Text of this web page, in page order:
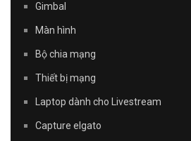
Gimbal
Màn hình
Bộ chia mạng
Thiết bị mạng
Laptop dành cho Livestream
Capture elgato